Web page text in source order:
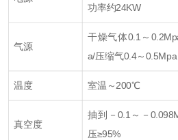
功率约24KW
气源
干燥气体0.1～
a/压缩气0.4～0.5Mpa
温度 室温～200℃
真空度
抽到－0.1～－
压≥95%